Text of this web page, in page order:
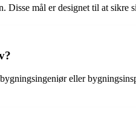
Disse mål er designet til at sikre
eller